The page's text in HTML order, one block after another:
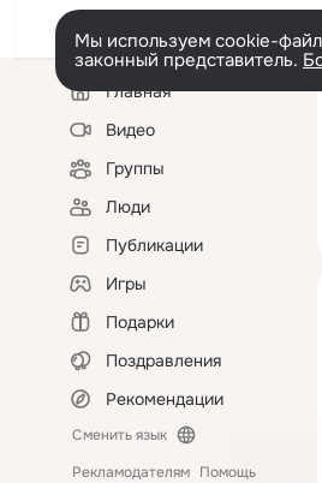
Мы используем cookie-
законный представитель.
Левая
колонкаГлавная
Видео
Группы
Люди
Публикации
Игры
Подарки
Поздравления
Рекомендации
Сменить язык
Рекламодателям Помощь